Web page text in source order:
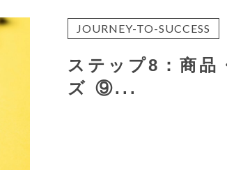
JOURNEY-TO-SUCCESS
ステップ8：商品
ズ ⑨...